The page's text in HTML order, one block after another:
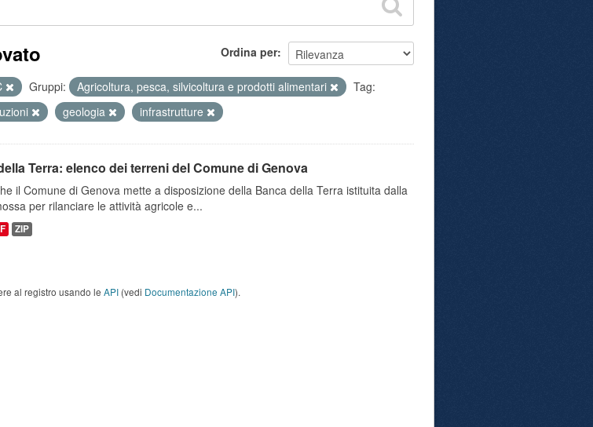
Ordina per
Gruppi: Agricoltura, pesca, silvicoltura e prodotti alimentari
Tag:
geologia infrastrutture
Terra: elenco dei terreni del Comune di Genova
il Comune di Genova mette a disposizione della Banca della Terra istituita dalla
per rilanciare le attività agricole e...
ZIP
al registro usando le API (vedi Documentazione API).